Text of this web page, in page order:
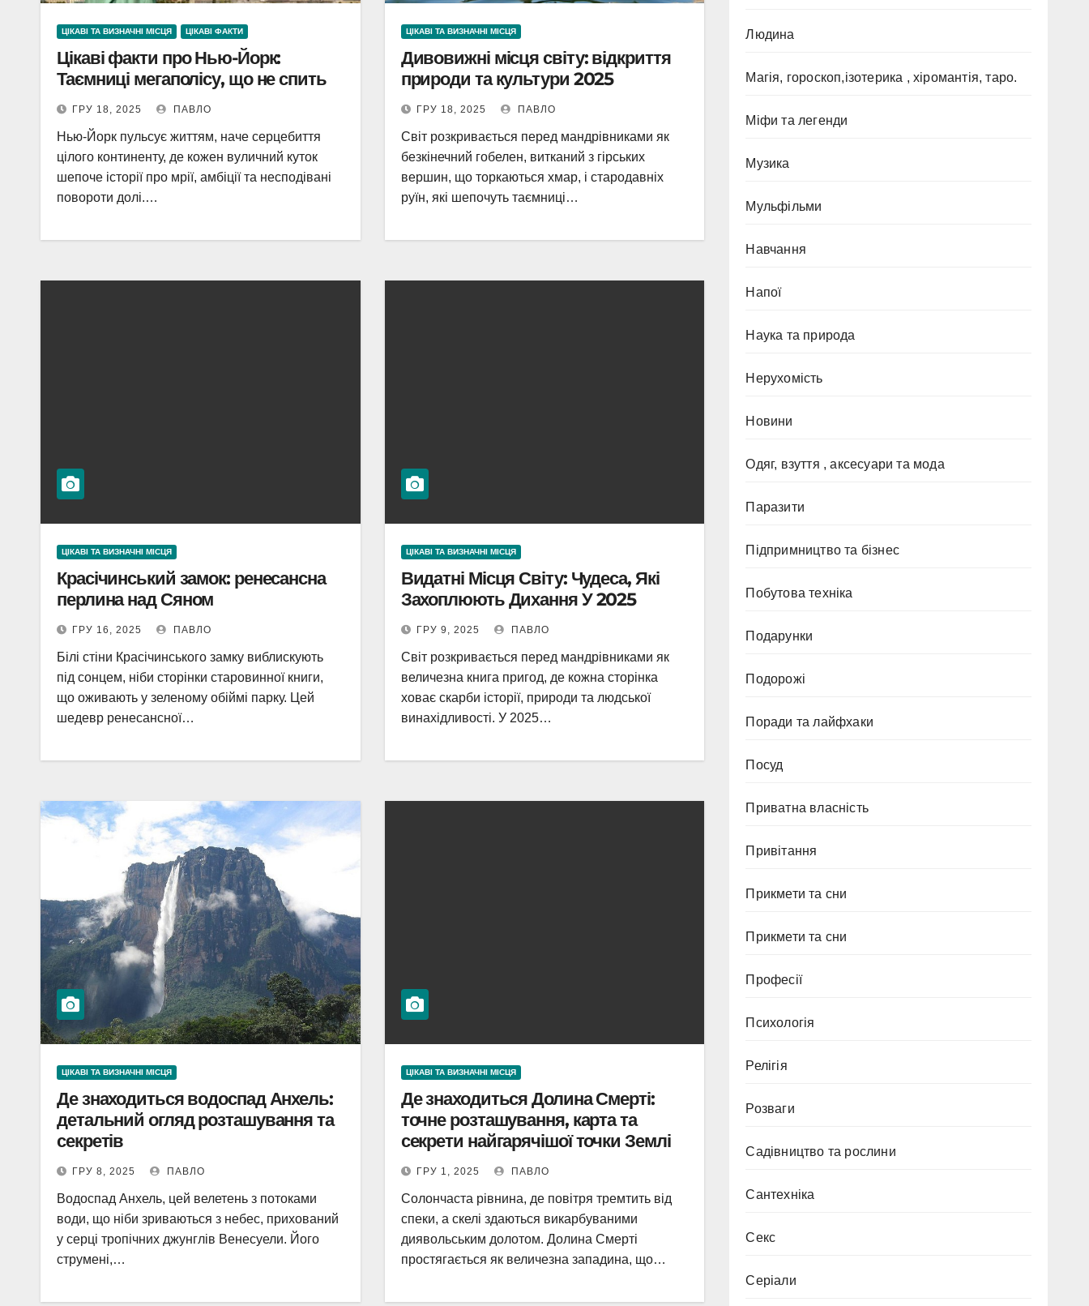
ЦІКАВІ ТА ВИЗНАЧНІ МІСЦЯ ЦІКАВІ ФАКТИ
Цікаві факти про Нью-Йорк:
Таємниці мегаполісу, що не спить
ГРУ 18, 2025 ПАВЛО
Нью-Йорк пульсує життям, наче серцебиття
цілого континенту, де кожен вуличний куток
шепоче історії про мрії, амбіції та несподівані
повороти долі.…
ЦІКАВІ ТА ВИЗНАЧНІ МІСЦЯ
Дивовижні місця світу: відкриття
природи та культури 2025
ГРУ 18, 2025 ПАВЛО
Світ розкривається перед мандрівниками як
безкінечний гобелен, витканий з гірських
вершин, що торкаються хмар, і стародавніх
руїн, які шепочуть таємниці…
ЦІКАВІ ТА ВИЗНАЧНІ МІСЦЯ
Красічинський замок: ренесансна
перлина над Сяном
ГРУ 16, 2025 ПАВЛО
Білі стіни Красічинського замку виблискують
під сонцем, ніби сторінки старовинної книги,
що оживають у зеленому обіймі парку. Цей
шедевр ренесансної…
ЦІКАВІ ТА ВИЗНАЧНІ МІСЦЯ
Видатні Місця Світу: Чудеса, Які
Захоплюють Дихання У 2025
ГРУ 9, 2025 ПАВЛО
Світ розкривається перед мандрівниками як
величезна книга пригод, де кожна сторінка
ховає скарби історії, природи та людської
винахідливості. У 2025…
ЦІКАВІ ТА ВИЗНАЧНІ МІСЦЯ
Де знаходиться водоспад Анхель:
детальний огляд розташування та
секретів
ГРУ 8, 2025 ПАВЛО
Водоспад Анхель, цей велетень з потоками
води, що ніби зриваються з небес, прихований
у серці тропічних джунглів Венесуели. Його
струмені,…
ЦІКАВІ ТА ВИЗНАЧНІ МІСЦЯ
Де знаходиться Долина Смерті:
точне розташування, карта та
секрети найгарячішої точки Землі
ГРУ 1, 2025 ПАВЛО
Солончаста рівнина, де повітря тремтить від
спеки, а скелі здаються викарбуваними
диявольським долотом. Долина Смерті
простягається як величезна западина, що…
Людина
Магія, гороскоп,ізотерика , хіромантія, таро.
Міфи та легенди
Музика
Мульфільми
Навчання
Напої
Наука та природа
Нерухомість
Новини
Одяг, взуття , аксесуари та мода
Паразити
Підпримництво та бізнес
Побутова техніка
Подарунки
Подорожі
Поради та лайфхаки
Посуд
Приватна власність
Привітання
Прикмети та сни
Прикмети та сни
Професії
Психологія
Релігія
Розваги
Садівництво та рослини
Сантехніка
Секс
Серіали